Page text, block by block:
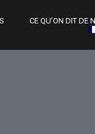
CE QU’ON DIT DE